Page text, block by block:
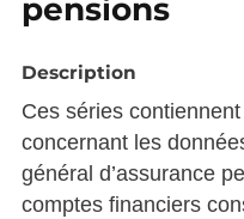
pensions
Description
Ces séries
concernant les
général d’assurance
comptes financiers